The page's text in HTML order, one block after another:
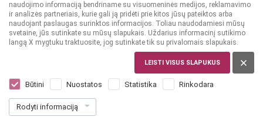
naudojimo informaciją bendriname su visuomeninės medijos, reklamavimo
ir analizės partneriais, kurie gali ją pridėti prie kitos jūsų pateiktos arba
naudojant paslaugas surinktos informacijos. Toliau naudodamiesi mūsų
svetaine, jūs sutinkate su mūsų slapukais. Uždarius informacinį sutikimo
langą X mygtuku traktuosite, jog sutinkate tik su privalomais slapukais.
LEISTI VISUS SLAPUKUS
Būtini Nuostatos Statistika Rinkodara
Rodyti informaciją
Dar nėra balsų, galite įvertinti
1999€ 28.56 € / L